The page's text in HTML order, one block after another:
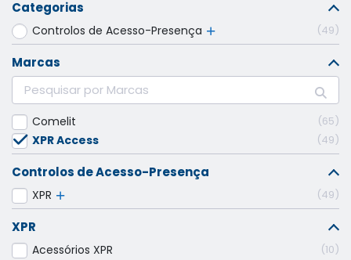
Categorias
Controlos de Acesso-Presença 49
Marcas
Comelit 65
XPR Access 49
Controlos de Acesso-Presença
XPR 49
XPR
Acessórios XPR 10